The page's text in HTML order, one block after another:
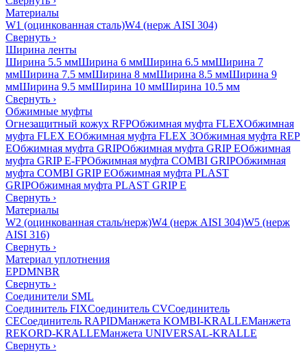
Материалы
W1 (оцинкованная сталь)W4 (нерж AISI 304)
Свернуть ›
Ширина ленты
Ширина 5.5 ммШирина 6 ммШирина 6.5 ммШирина 7
ммШирина 7.5 ммШирина 8 ммШирина 8.5 ммШирина 9
ммШирина 9.5 ммШирина 10 ммШирина 10.5 мм
Свернуть ›
Обжимные муфты
Огнезащитный кожух RFPОбжимная муфта FLEXОбжимная
муфта FLEX EОбжимная муфта FLEX 3Обжимная муфта REP
EОбжимная муфта GRIPОбжимная муфта GRIP EОбжимная
муфта GRIP E-FPОбжимная муфта COMBI GRIPОбжимная
муфта COMBI GRIP EОбжимная муфта PLAST
GRIPОбжимная муфта PLAST GRIP E
Свернуть ›
Материалы
W2 (оцинкованная сталь/нерж)W4 (нерж AISI 304)W5 (нерж
AISI 316)
Свернуть ›
Материал уплотнения
EPDMNBR
Свернуть ›
Соединители SML
Соединитель FIXСоединитель CVСоединитель
CEСоединитель RAPIDМанжета KOMBI-KRALLEМанжета
REKORD-KRALLEМанжета UNIVERSAL-KRALLE
Свернуть ›